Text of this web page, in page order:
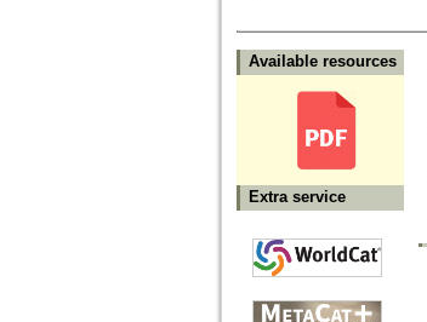
Available resources
Extra service